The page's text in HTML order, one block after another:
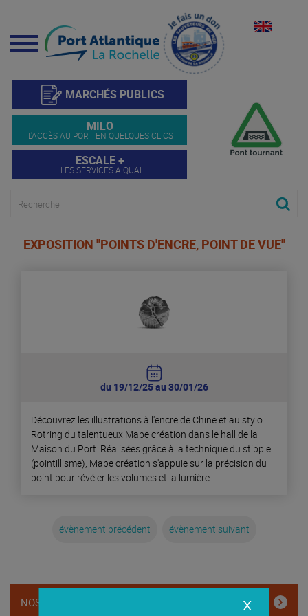
Menu
MARCHÉS PUBLICS
MILO
L'ACCÈS AU PORT EN QUELQUES CLICS
ESCALE +
LES SERVICES À QUAI
EXPOSITION "POINTS D'ENCRE, POINT DE VUE"
du 19/12/25 au 30/01/26
Découvrez les illustrations à l'encre de Chine et au stylo
Rotring du talentueux Mabe création dans le hall de la
Maison du Port. Réalisées grâce à la technique du stipple
(pointillisme), Mabe création s'appuie sur la précision du
point pour révéler les volumes et la lumière.
évènement précédent évènement suivant
NOS ENGAGEMENTS X